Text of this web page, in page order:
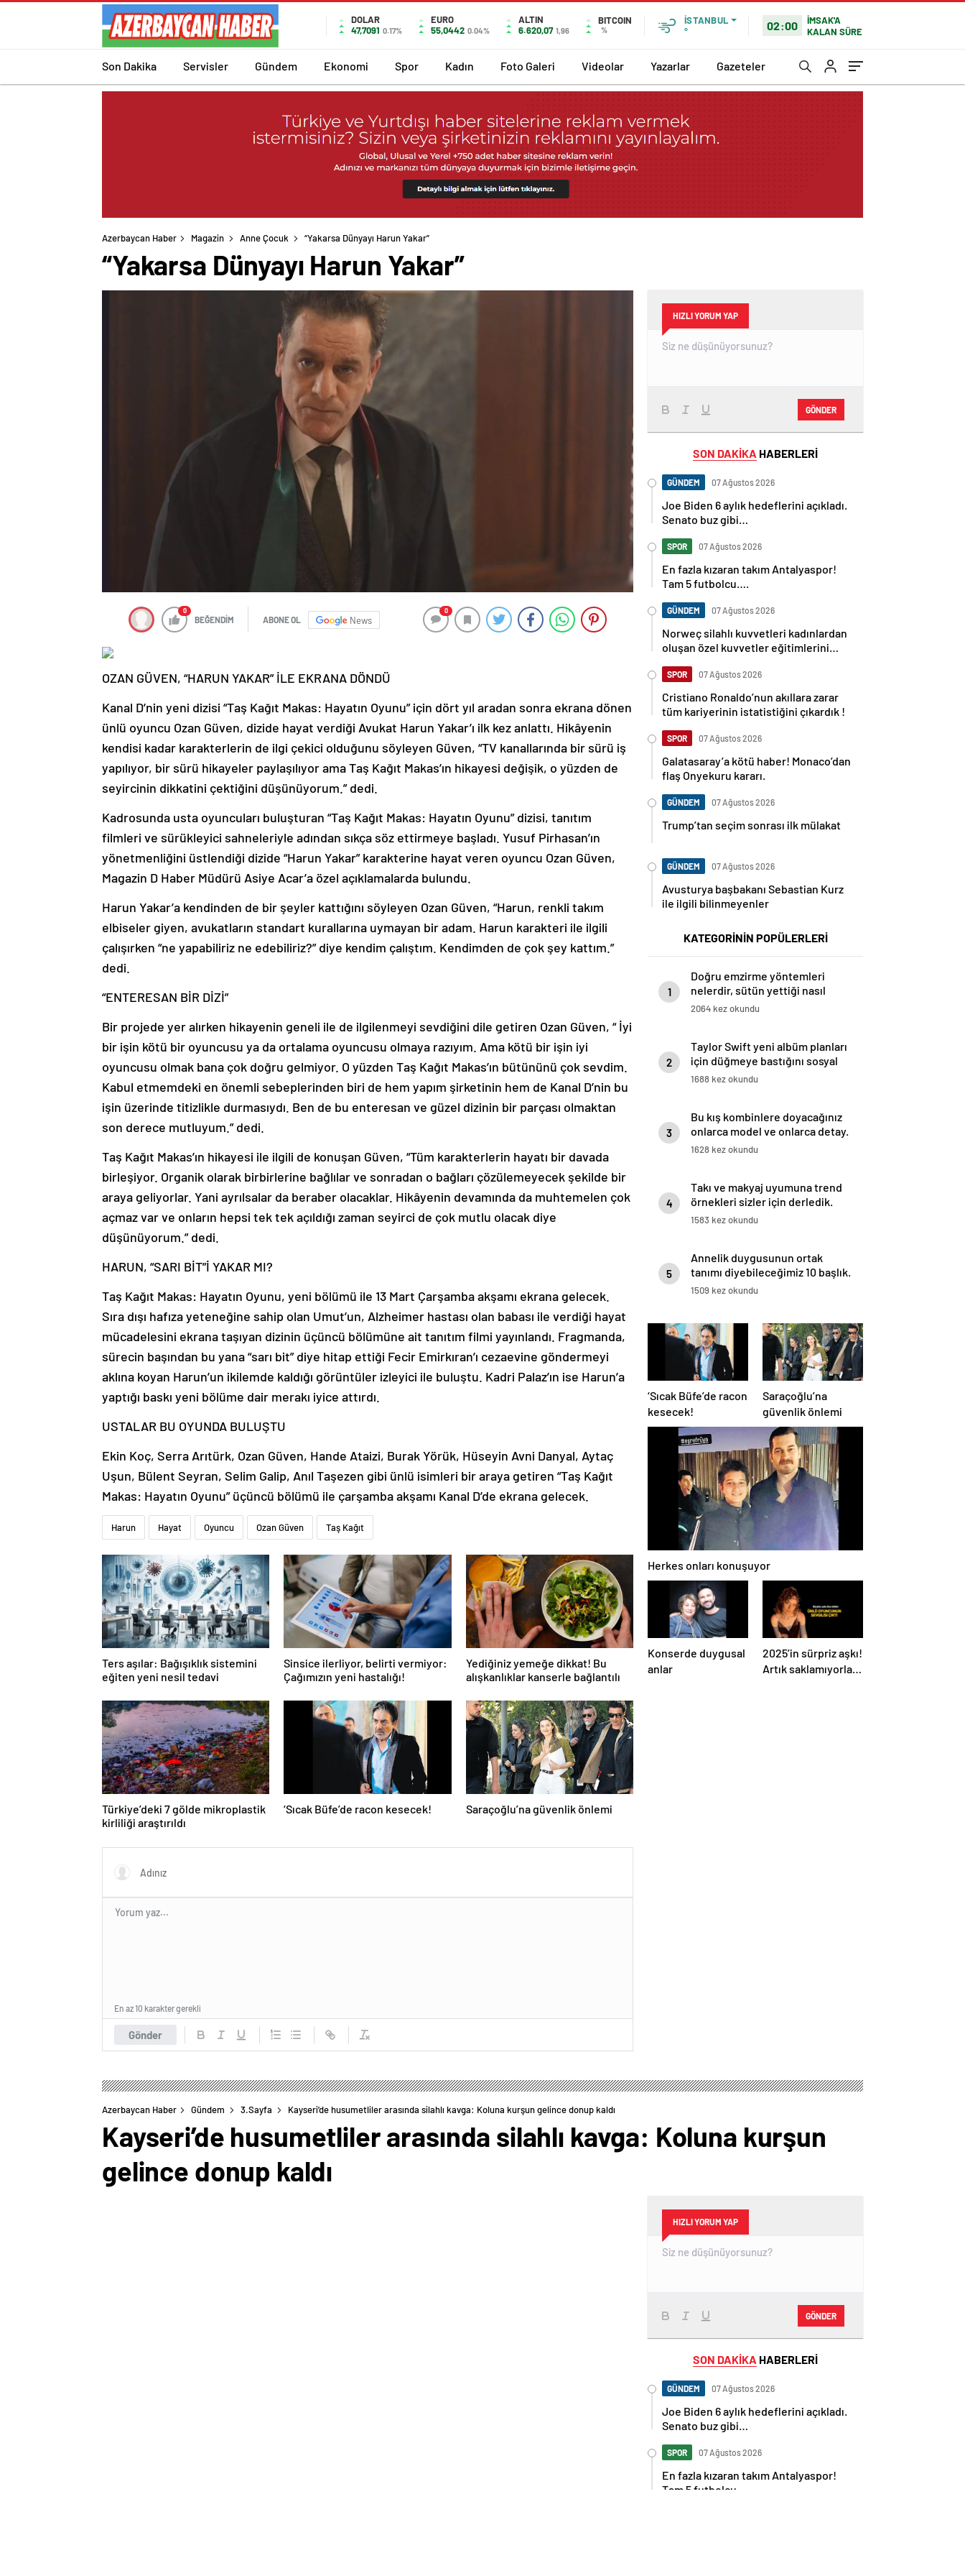
DOLAR
47,7091 0.17%
EURO
55,0442 0.04%
ALTIN
6.620,07 1,96
BITCOIN
%
İSTANBUL
°
02:00
İMSAK'A
KALAN SÜRE
Son Dakika Servisler Gündem Ekonomi Spor Kadın Foto Galeri Videolar Yazarlar Gazeteler
Azerbaycan Haber Magazin Anne Çocuk “Yakarsa Dünyayı Harun Yakar”
“Yakarsa Dünyayı Harun Yakar”
0
BEĞENDİM ABONE OL News
0
OZAN GÜVEN, “HARUN YAKAR” İLE EKRANA DÖNDÜ
Kanal D’nin yeni dizisi “Taş Kağıt Makas: Hayatın Oyunu” için dört yıl aradan sonra ekrana dönen
ünlü oyuncu Ozan Güven, dizide hayat verdiği Avukat Harun Yakar’ı ilk kez anlattı. Hikâyenin
kendisi kadar karakterlerin de ilgi çekici olduğunu söyleyen Güven, “TV kanallarında bir sürü iş
yapılıyor, bir sürü hikayeler paylaşılıyor ama Taş Kağıt Makas’ın hikayesi değişik, o yüzden de
seyircinin dikkatini çektiğini düşünüyorum.” dedi.
Kadrosunda usta oyuncuları buluşturan “Taş Kağıt Makas: Hayatın Oyunu” dizisi, tanıtım
filmleri ve sürükleyici sahneleriyle adından sıkça söz ettirmeye başladı. Yusuf Pirhasan’ın
yönetmenliğini üstlendiği dizide “Harun Yakar” karakterine hayat veren oyuncu Ozan Güven,
Magazin D Haber Müdürü Asiye Acar’a özel açıklamalarda bulundu.
Harun Yakar’a kendinden de bir şeyler kattığını söyleyen Ozan Güven, “Harun, renkli takım
elbiseler giyen, avukatların standart kurallarına uymayan bir adam. Harun karakteri ile ilgili
çalışırken “ne yapabiliriz ne edebiliriz?” diye kendim çalıştım. Kendimden de çok şey kattım.”
dedi.
“ENTERESAN BİR DİZİ”
Bir projede yer alırken hikayenin geneli ile de ilgilenmeyi sevdiğini dile getiren Ozan Güven, “ İyi
bir işin kötü bir oyuncusu ya da ortalama oyuncusu olmaya razıyım. Ama kötü bir işin iyi
oyuncusu olmak bana çok doğru gelmiyor. O yüzden Taş Kağıt Makas’ın bütününü çok sevdim.
Kabul etmemdeki en önemli sebeplerinden biri de hem yapım şirketinin hem de Kanal D’nin bu
işin üzerinde titizlikle durmasıydı. Ben de bu enteresan ve güzel dizinin bir parçası olmaktan
son derece mutluyum.” dedi.
Taş Kağıt Makas’ın hikayesi ile ilgili de konuşan Güven, “Tüm karakterlerin hayatı bir davada
birleşiyor. Organik olarak birbirlerine bağlılar ve sonradan o bağları çözülemeyecek şekilde bir
araya geliyorlar. Yani ayrılsalar da beraber olacaklar. Hikâyenin devamında da muhtemelen çok
açmaz var ve onların hepsi tek tek açıldığı zaman seyirci de çok mutlu olacak diye
düşünüyorum.” dedi.
HARUN, “SARI BİT”İ YAKAR MI?
Taş Kağıt Makas: Hayatın Oyunu, yeni bölümü ile 13 Mart Çarşamba akşamı ekrana gelecek.
Sıra dışı hafıza yeteneğine sahip olan Umut’un, Alzheimer hastası olan babası ile verdiği hayat
mücadelesini ekrana taşıyan dizinin üçüncü bölümüne ait tanıtım filmi yayınlandı. Fragmanda,
sürecin başından bu yana “sarı bit” diye hitap ettiği Fecir Emirkıran’ı cezaevine göndermeyi
aklına koyan Harun’un ikilemde kaldığı görüntüler izleyici ile buluştu. Kadri Palaz’ın ise Harun’a
yaptığı baskı yeni bölüme dair merakı iyice attırdı.
USTALAR BU OYUNDA BULUŞTU
Ekin Koç, Serra Arıtürk, Ozan Güven, Hande Ataizi, Burak Yörük, Hüseyin Avni Danyal, Aytaç
Uşun, Bülent Seyran, Selim Galip, Anıl Taşezen gibi ünlü isimleri bir araya getiren “Taş Kağıt
Makas: Hayatın Oyunu” üçüncü bölümü ile çarşamba akşamı Kanal D’de ekrana gelecek.
Harun Hayat Oyuncu Ozan Güven Taş Kağıt
Ters aşılar: Bağışıklık sistemini
eğiten yeni nesil tedavi
Sinsice ilerliyor, belirti vermiyor:
Çağımızın yeni hastalığı!
Yediğiniz yemeğe dikkat! Bu
alışkanlıklar kanserle bağlantılı
Türkiye’deki 7 gölde mikroplastik
kirliliği araştırıldı
‘Sıcak Büfe’de racon kesecek! Saraçoğlu’na güvenlik önlemi
Gönder
En az 10 karakter gerekli
HIZLI YORUM YAP
GÖNDER
SON DAKİKA HABERLERİ
GÜNDEM 07 Ağustos 2026
Joe Biden 6 aylık hedeflerini açıkladı.
Senato buz gibi…
SPOR 07 Ağustos 2026
En fazla kızaran takım Antalyaspor!
Tam 5 futbolcu….
GÜNDEM 07 Ağustos 2026
Norweç silahlı kuvvetleri kadınlardan
oluşan özel kuvvetler eğitimlerini
SPOR 07 Ağustos 2026
Cristiano Ronaldo’nun akıllara zarar
tüm kariyerinin istatistiğini çıkardık !
SPOR 07 Ağustos 2026
Galatasaray’a kötü haber! Monaco’dan
flaş Onyekuru kararı.
GÜNDEM 07 Ağustos 2026
Trump’tan seçim sonrası ilk mülakat
GÜNDEM 07 Ağustos 2026
Avusturya başbakanı Sebastian Kurz
ile ilgili bilinmeyenler
KATEGORİNİN POPÜLERLERİ
1
Doğru emzirme yöntemleri
nelerdir, sütün yettiği nasıl
anlaşılır?
2064 kez okundu
2
Taylor Swift yeni albüm planları
için düğmeye bastığını sosyal
medyadan duyurdu!
1688 kez okundu
3
Bu kış kombinlere doyacağınız
onlarca model ve onlarca detay.
1628 kez okundu
4
Takı ve makyaj uyumuna trend
örnekleri sizler için derledik.
1583 kez okundu
5
Annelik duygusunun ortak
tanımı diyebileceğimiz 10 başlık.
1509 kez okundu
‘Sıcak Büfe’de racon
kesecek!
Saraçoğlu’na
güvenlik önlemi
Herkes onları konuşuyor
Konserde duygusal
anlar
2025’in sürpriz aşkı!
Artık saklamıyorlar,
Azerbaycan Haber Gündem 3.Sayfa Kayseri’de husumetliler arasında silahlı kavga: Koluna kurşun gelince donup kaldı
Kayseri’de husumetliler arasında silahlı kavga: Koluna kurşun
gelince donup kaldı
HIZLI YORUM YAP
GÖNDER
SON DAKİKA HABERLERİ
GÜNDEM 07 Ağustos 2026
Joe Biden 6 aylık hedeflerini açıkladı.
Senato buz gibi…
SPOR 07 Ağustos 2026
En fazla kızaran takım Antalyaspor!
Tam 5 futbolcu….